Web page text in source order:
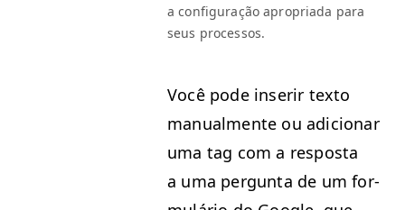
a con­fig­u­ração apro­pri­a­da para
seus processos.
Você pode inserir tex­to
man­ual­mente ou adi­cionar
uma tag com a respos­ta
a uma per­gun­ta de um for­